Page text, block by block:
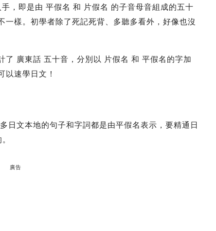
，即是由 平假名 和 片假名 的子音母音組成的五十
樣。初學者除了死記死背、多聽多看外，好像也沒
了 廣東話 五十音，分別以 片假名 和 平假名的字加
以速學日文！
日文本地的句子和字詞都是由平假名表示，要精通日
廣告